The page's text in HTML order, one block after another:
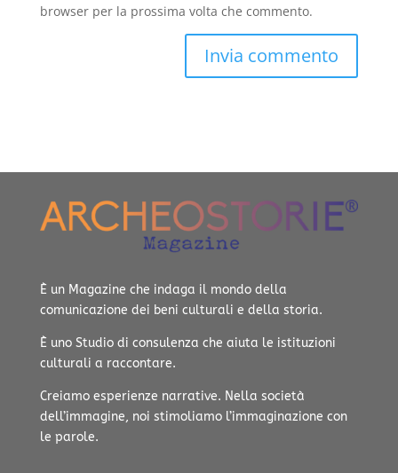
browser per la prossima volta che commento.
È un Magazine che indaga il mondo della
comunicazione dei beni culturali e della storia.
È uno Studio di consulenza che aiuta le istituzioni
culturali a raccontare.
Creiamo esperienze narrative. Nella società
dell’immagine, noi stimoliamo l’immaginazione con
le parole.